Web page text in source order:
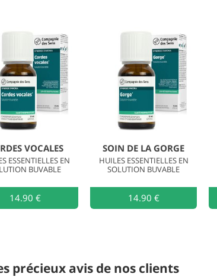
au
VOCALES
ESSENTIELLES EN
BUVABLE
14.90 € Ajouter au
SOIN DE LA GORGE
HUILES ESSENTIELLES EN
SOLUTION BUVABLE
14.90 €
précieux avis de nos clients